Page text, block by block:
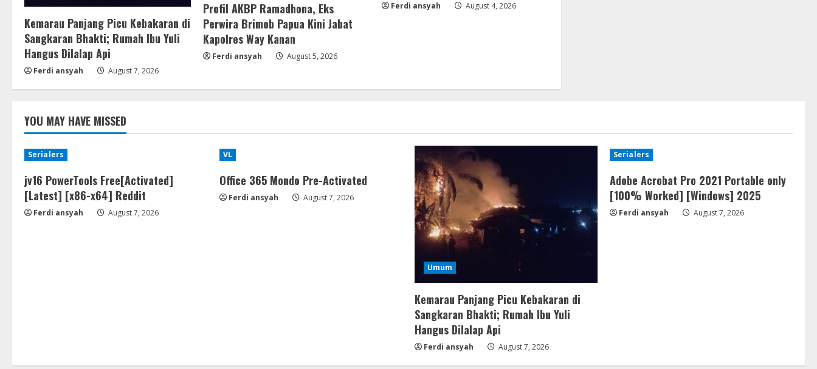
Kemarau Panjang Picu Kebakaran di
Sangkaran Bhakti; Rumah Ibu Yuli
Hangus Dilalap Api
Ferdi ansyah August 7, 2026
Profil AKBP Ramadhona, Eks
Perwira Brimob Papua Kini Jabat
Kapolres Way Kanan
Ferdi ansyah August 5, 2026
Ferdi ansyah August 4, 2026
YOU MAY HAVE MISSED
Serialers
jv16 PowerTools Free[Activated]
[Latest] [x86-x64] Reddit
Ferdi ansyah August 7, 2026
VL
Office 365 Mondo Pre-Activated
Ferdi ansyah August 7, 2026
Umum
Kemarau Panjang Picu Kebakaran di
Sangkaran Bhakti; Rumah Ibu Yuli
Hangus Dilalap Api
Ferdi ansyah August 7, 2026
Serialers
Adobe Acrobat Pro 2021 Portable only
[100% Worked] [Windows] 2025
Ferdi ansyah August 7, 2026